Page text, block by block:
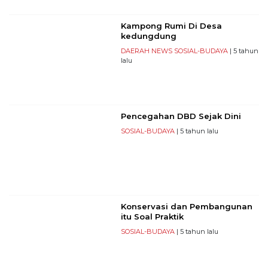
Kampong Rumi Di Desa
kedungdung
DAERAH NEWS SOSIAL-BUDAYA| 5 tahun
lalu
Pencegahan DBD Sejak Dini
SOSIAL-BUDAYA| 5 tahun lalu
Konservasi dan Pembangunan
itu Soal Praktik
SOSIAL-BUDAYA| 5 tahun lalu